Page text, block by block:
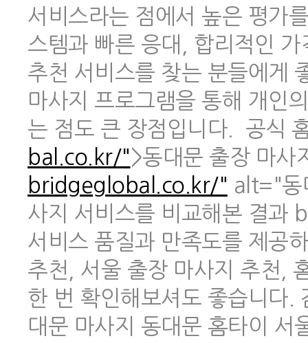
서비스라는 점에서 높은 평가
스템과 빠른 응대, 합리적인
추천 서비스를 찾는 분들에게
마사지 프로그램을 통해 개인
는 점도 큰 장점입니다. 공식
bal.co.kr/">동대문 출장 마
bridgeglobal.co.kr/" alt="동
사지 서비스를 비교해본 결과
서비스 품질과 만족도를 제공
추천, 서울 출장 마사지 추천,
한 번 확인해보셔도 좋습니다
대문 마사지 동대문 홈타이 서